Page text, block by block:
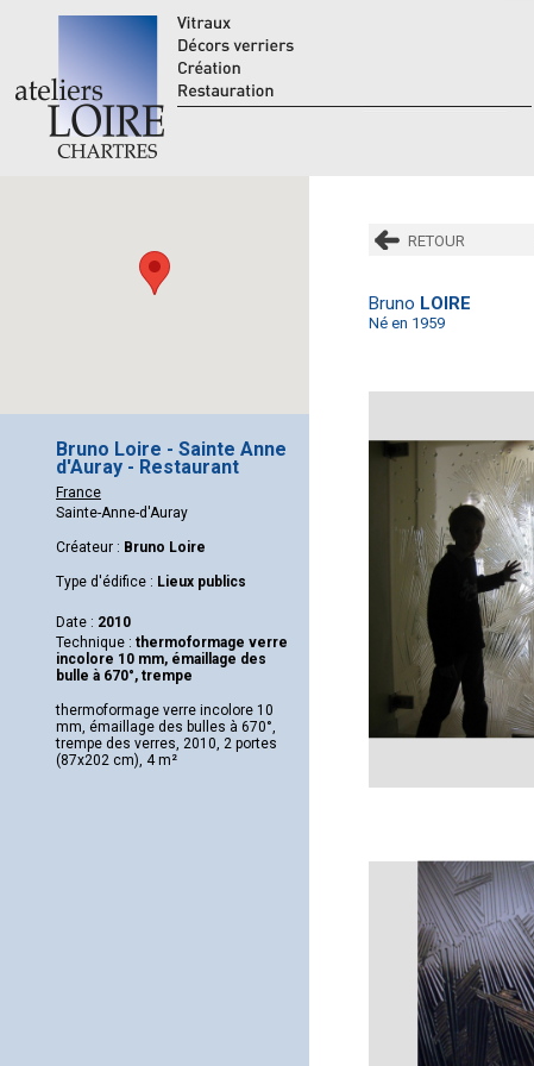
Bruno Loire - Sainte Anne
d'Auray - Restaurant
France
Sainte-Anne-d'Auray
Créateur : Bruno Loire
Type d'édifice : Lieux publics
Date : 2010
Technique : thermoformage verre
incolore 10 mm, émaillage des
bulle à 670°, trempe
thermoformage verre incolore 10
mm, émaillage des bulles à 670°,
trempe des verres, 2010, 2 portes
(87x202 cm), 4 m²
RETOUR
Bruno LOIRE
Né en 1959